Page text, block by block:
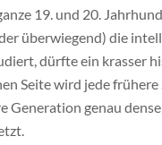
19. und 20.
überwiegend) die
dürfte ein krasser
Seite wird jede
Generation genau